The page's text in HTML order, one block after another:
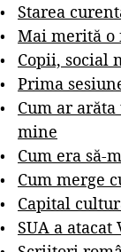
Starea
Mai merită o
Copii, social
Prima
Cum ar
mine
Cum era să-
Cum merge
Capital
SUA a atacat